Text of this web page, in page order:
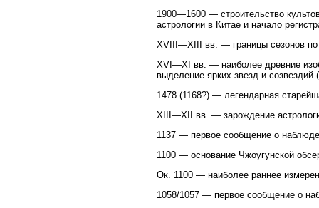
1900—1600 — строительство
астрологии в Китае и начало
XVIII—XIII вв. — границы сезонов
XVI—XI вв. — наиболее древние
выделение ярких звезд и
1478 (1168?) — легендарная
XIII—XII вв. — зарождение
1137 — первое сообщение о
1100 — основание Чжоугунской
Ок. 1100 — наиболее раннее
1058/1057 — первое сообщение о